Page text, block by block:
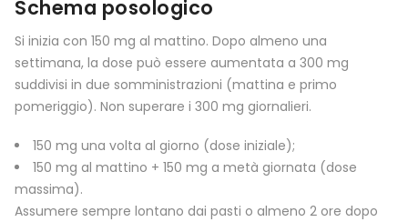
Schema posologico
Si inizia con 150 mg al mattino. Dopo almeno una
settimana, la dose può essere aumentata a 300 mg
suddivisi in due somministrazioni (mattina e primo
pomeriggio). Non superare i 300 mg giornalieri.
150 mg una volta al giorno (dose iniziale);
150 mg al mattino + 150 mg a metà giornata (dose
massima).
Assumere sempre lontano dai pasti o almeno 2 ore dopo